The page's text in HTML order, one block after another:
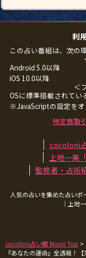
利
この占い番組は、次の
Android 5.0以降
iOS 10.0以降
＜
OSに標準搭載されてい
※JavaScriptの設定をオ
特定商取
cocoloni
上地一美
監修者・占術
人気の占いを集めた占い
｜ 上地
cocoloni占い館 Moon Top >
『あなたの運命』全透視！